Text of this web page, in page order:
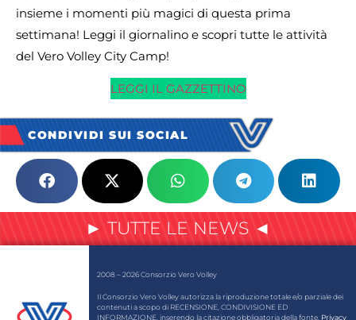
insieme i momenti più magici di questa prima
settimana! Leggi il giornalino e scopri tutte le attività
del Vero Volley City Camp!
LEGGI IL GAZZETTINO
CONDIVIDI SUI SOCIAL
► TUTTE LE NEWS ◄
2008 – 2026 Consorzio Vero Volley
Il Consorzio Vero Volley autorizza la riproduzione totale e/o parziale dei
contenuti a scopo di RECENSIONE, CONDIVISIONE ED
INFORMAZIONE, inserendo la citazione obbligatoria della fonte. Privacy